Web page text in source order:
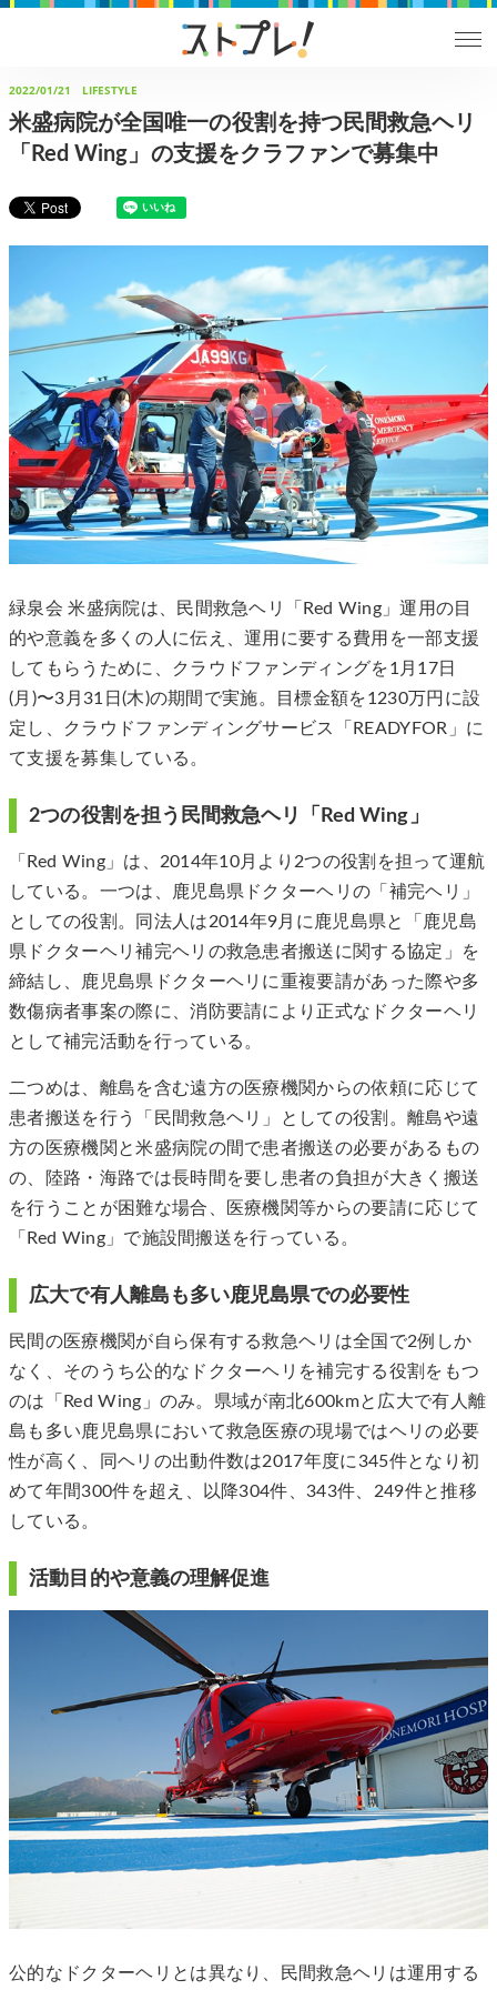
2022/01/21 LIFESTYLE
米盛病院が全国唯一の役割を持つ民間救急ヘリ
「Red Wing」の支援をクラファンで募集中
緑泉会 米盛病院は、民間救急ヘリ「Red Wing」運用の目
的や意義を多くの人に伝え、運用に要する費用を一部支援
してもらうために、クラウドファンディングを1月17日
(月)〜3月31日(木)の期間で実施。目標金額を1230万円に設
定し、クラウドファンディングサービス「READYFOR」に
て支援を募集している。
2つの役割を担う民間救急ヘリ「Red Wing」
「Red Wing」は、2014年10月より2つの役割を担って運航
している。一つは、鹿児島県ドクターヘリの「補完ヘリ」
としての役割。同法人は2014年9月に鹿児島県と「鹿児島
県ドクターヘリ補完ヘリの救急患者搬送に関する協定」を
締結し、鹿児島県ドクターヘリに重複要請があった際や多
数傷病者事案の際に、消防要請により正式なドクターヘリ
として補完活動を行っている。
二つめは、離島を含む遠方の医療機関からの依頼に応じて
患者搬送を行う「民間救急ヘリ」としての役割。離島や遠
方の医療機関と米盛病院の間で患者搬送の必要があるもの
の、陸路・海路では長時間を要し患者の負担が大きく搬送
を行うことが困難な場合、医療機関等からの要請に応じて
「Red Wing」で施設間搬送を行っている。
広大で有人離島も多い鹿児島県での必要性
民間の医療機関が自ら保有する救急ヘリは全国で2例しか
なく、そのうち公的なドクターヘリを補完する役割をもつ
のは「Red Wing」のみ。県域が南北600kmと広大で有人離
島も多い鹿児島県において救急医療の現場ではヘリの必要
性が高く、同ヘリの出動件数は2017年度に345件となり初
めて年間300件を超え、以降304件、343件、249件と推移
している。
活動目的や意義の理解促進
公的なドクターヘリとは異なり、民間救急ヘリは運用する